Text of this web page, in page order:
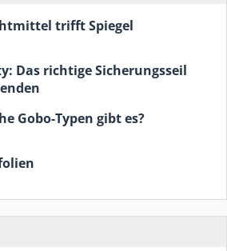
trifft Spiegel
Das richtige Sicherungsseil
Gobo-Typen gibt es?